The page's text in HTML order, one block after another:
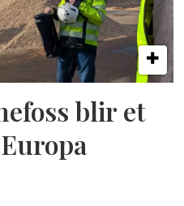
blir et